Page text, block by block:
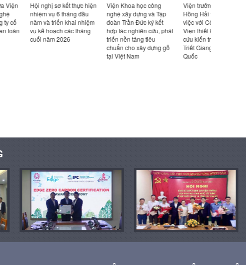
sơ kết thực hiện
vụ 6 tháng đầu
triển khai nhiệm
hoạch các tháng
Viện Khoa học công
nghệ xây dựng và Tập
đoàn Trần Đức ký kết
hợp tác nghiên cứu, phát
triển nền tảng tiêu
chuẩn cho xây dựng gỗ
Viện trưởng Nguyễn
Hồng Hải tiếp và làm
việc với Công ty TNHH
Viện thiết kế & nghiên
cứu kiến trúc Đại học
Triết Giang (UAD), Trung